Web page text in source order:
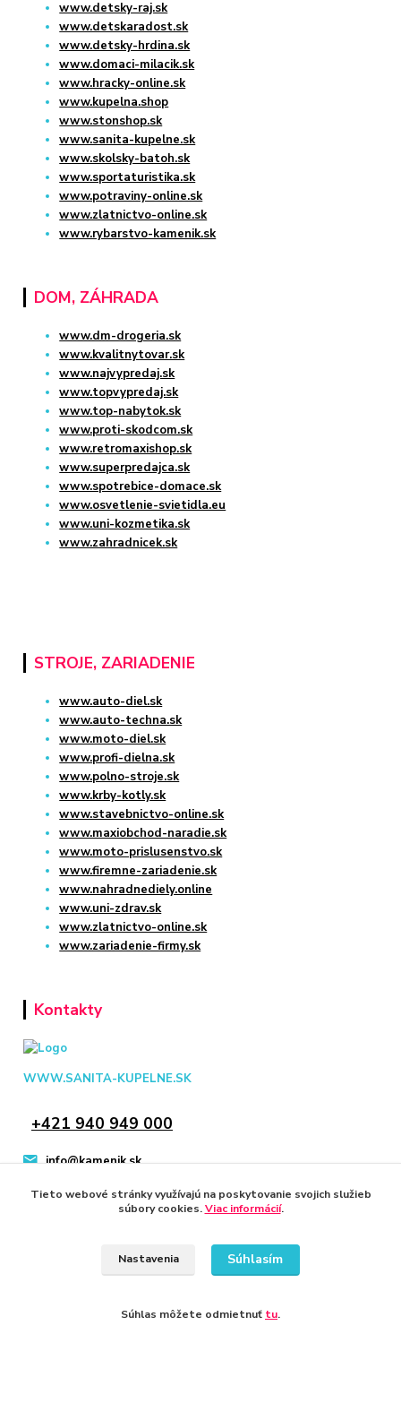
www.detsky-raj.sk
www.detskaradost.sk
www.detsky-hrdina.sk
www.domaci-milacik.sk
www.hracky-online.sk
www.kupelna.shop
www.stonshop.sk
www.sanita-kupelne.sk
www.skolsky-batoh.sk
www.sportaturistika.sk
www.potraviny-online.sk
www.zlatnictvo-online.sk
www.rybarstvo-kamenik.sk
DOM, ZÁHRADA
www.dm-drogeria.sk
www.kvalitnytovar.sk
www.najvypredaj.sk
www.topvypredaj.sk
www.top-nabytok.sk
www.proti-skodcom.sk
www.retromaxishop.sk
www.superpredajca.sk
www.spotrebice-domace.sk
www.osvetlenie-svietidla.eu
www.uni-kozmetika.sk
www.zahradnicek.sk
STROJE, ZARIADENIE
www.auto-diel.sk
www.auto-techna.sk
www.moto-diel.sk
www.profi-dielna.sk
www.polno-stroje.sk
www.krby-kotly.sk
www.stavebnictvo-online.sk
www.maxiobchod-naradie.sk
www.moto-prislusenstvo.sk
www.firemne-zariadenie.sk
www.nahradnediely.online
www.uni-zdrav.sk
www.zlatnictvo-online.sk
www.zariadenie-firmy.sk
Kontakty
WWW.SANITA-KUPELNE.SK
+421 940 949 000
info@kamenik.sk
Vytvorené na
Tieto webové stránky využívajú na poskytovanie svojich služieb
súbory cookies.Viac informácií.
Nastavenia Súhlasím
Súhlas môžete odmietnuť tu.